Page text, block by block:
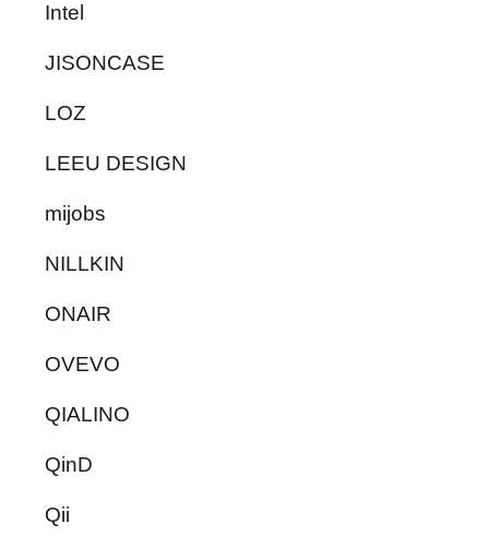
Intel
JISONCASE
LOZ
LEEU DESIGN
mijobs
NILLKIN
ONAIR
OVEVO
QIALINO
QinD
Qii